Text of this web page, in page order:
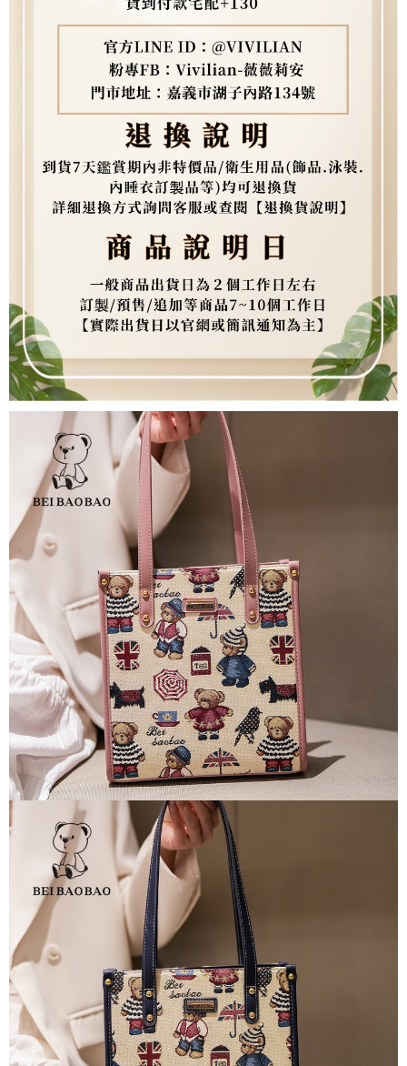
https://aftee.tw/terms/#terms3
３．未成年的使用者請事先徵得法定代理人或監護人之同意方可使用
「AFTEE先享後付」，若未經同意申辦者引起之損失，本公司不負相關責
４．使用「AFTEE先享後付」時，將依據個別帳號之用戶狀況，依本公司即
時審查核予不同之上限額度；若仍有額度不足之情形，本公司將視審查結果
５．嚴禁一人註冊多個帳號或使用他人資訊註冊。若發現惡意使用之情形，
恩沛科技股份有限公司將有權停止該用戶之使用額度並採取法律行動。